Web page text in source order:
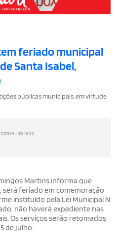
feriado municipal
Santa Isabel,
públicas municipais, em virtude
2024 - 18:16:32
Martins informa que
feriado em comemoração
instituído pela Lei Municipal N
não haverá expediente nas
Os serviços serão retomados
de julho.